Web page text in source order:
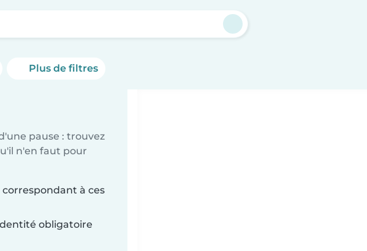
Plus de filtres
pause : trouvez
n'en faut pour
à ces
obligatoire